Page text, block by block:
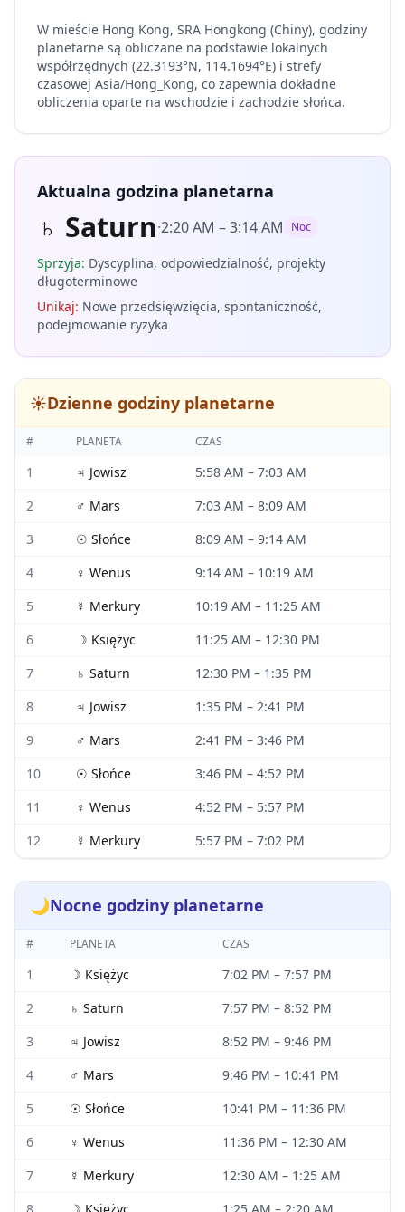
W mieście Hong Kong, SRA Hongkong (Chiny), godziny
planetarne są obliczane na podstawie lokalnych
współrzędnych (22.3193°N, 114.1694°E) i strefy
czasowej Asia/Hong_Kong, co zapewnia dokładne
obliczenia oparte na wschodzie i zachodzie słońca.
Aktualna godzina planetarna
♄ Saturn·2:20 AM –3:14 AM Noc
Sprzyja: Dyscyplina, odpowiedzialność, projekty
długoterminowe
Unikaj: Nowe przedsięwzięcia, spontaniczność,
podejmowanie ryzyka
☀️Dzienne godziny planetarne
# PLANETA CZAS
1 ♃ Jowisz 5:58 AM – 7:03 AM
2
♂ Mars 7:03 AM – 8:09 AM
3
☉ Słońce 8:09 AM – 9:14 AM
4
♀ Wenus 9:14 AM – 10:19 AM
5
☿ Merkury 10:19 AM – 11:25 AM
6
☽ Księżyc 11:25 AM – 12:30 PM
7
♄ Saturn 12:30 PM – 1:35 PM
8
♃ Jowisz 1:35 PM – 2:41 PM
9
♂ Mars 2:41 PM – 3:46 PM
10
☉ Słońce 3:46 PM – 4:52 PM
11
♀ Wenus 4:52 PM – 5:57 PM
12
☿ Merkury 5:57 PM – 7:02 PM
🌙Nocne godziny planetarne
# PLANETA CZAS
1 ☽ Księżyc 7:02 PM – 7:57 PM
2
♄ Saturn 7:57 PM – 8:52 PM
3
♃ Jowisz 8:52 PM – 9:46 PM
4
♂ Mars 9:46 PM – 10:41 PM
5
☉ Słońce 10:41 PM – 11:36 PM
6
♀ Wenus 11:36 PM – 12:30 AM
7
☿ Merkury 12:30 AM – 1:25 AM